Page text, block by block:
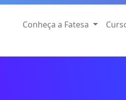
Conheça a Fatesa